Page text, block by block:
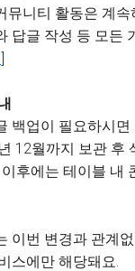
뮤니티 활동은 계
답글 작성 등 모든
]
백업이 필요하시
12월까지 보관 후
후에는 테이블 내
이번 변경과 관계
스에만 해당돼요.